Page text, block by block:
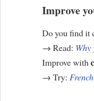
Improve
Do you find it
→ Read: Why
Improve with
→ Try: